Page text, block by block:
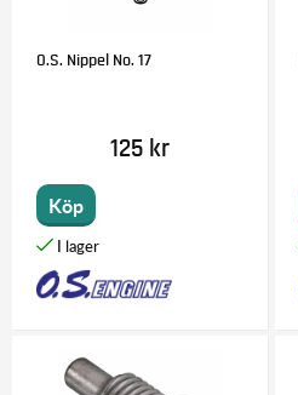
O.S. Nippel No. 17
125 kr
Köp